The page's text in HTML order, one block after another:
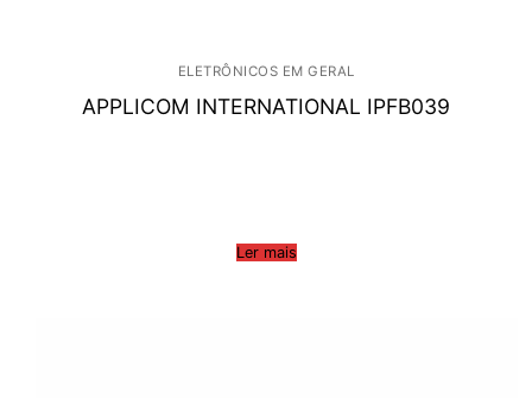
ELETRÔNICOS EM GERAL
APPLICOM INTERNATIONAL IPFB039
Ler mais